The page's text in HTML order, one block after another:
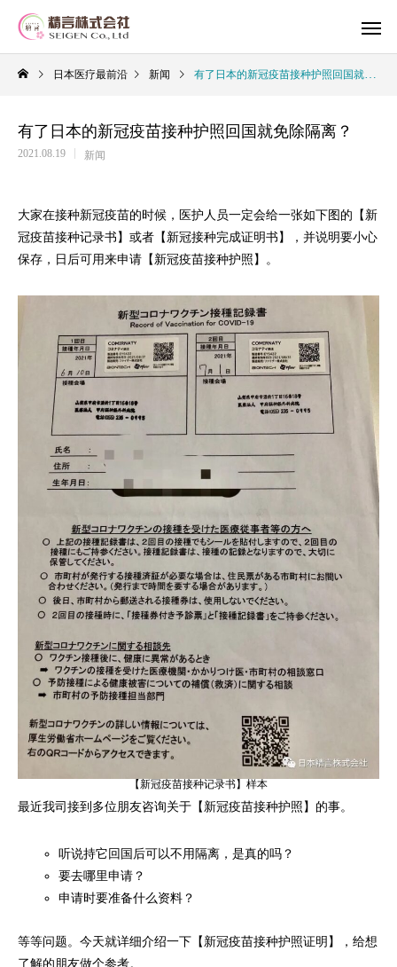
日本医疗最前沿 新闻 有了日本的新冠疫苗接种护照回国就免除隔离？
有了日本的新冠疫苗接种护照回国就免除隔离？
2021.08.19 新闻
大家在接种新冠疫苗的时候，医护人员一定会给一张如下图的【新
冠疫苗接种记录书】或者【新冠接种完成证明书】，并说明要小心
保存，日后可用来申请【新冠疫苗接种护照】。
【新冠疫苗接种记录书】样本
最近我司接到多位朋友咨询关于【新冠疫苗接种护照】的事。
听说持它回国后可以不用隔离，是真的吗？
要去哪里申请？
申请时要准备什么资料？
等等问题。今天就详细介绍一下【新冠疫苗接种护照证明】，给想
了解的朋友做个参考。